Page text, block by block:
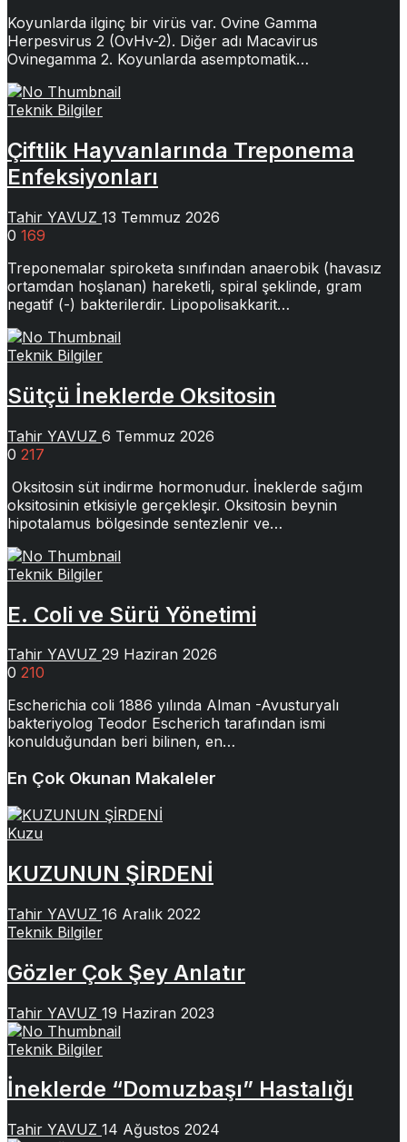
Koyunlarda ilginç bir virüs var. Ovine Gamma
Herpesvirus 2 (OvHv-2). Diğer adı Macavirus
Ovinegamma 2. Koyunlarda asemptomatik…
Teknik Bilgiler
Çiftlik Hayvanlarında Treponema
Enfeksiyonları
Tahir YAVUZ 13 Temmuz 2026
0 169
Treponemalar spiroketa sınıfından anaerobik (havasız
ortamdan hoşlanan) hareketli, spiral şeklinde, gram
negatif (-) bakterilerdir. Lipopolisakkarit…
Teknik Bilgiler
Sütçü İneklerde Oksitosin
Tahir YAVUZ 6 Temmuz 2026
0 217
Oksitosin süt indirme hormonudur. İneklerde sağım
oksitosinin etkisiyle gerçekleşir. Oksitosin beynin
hipotalamus bölgesinde sentezlenir ve…
Teknik Bilgiler
E. Coli ve Sürü Yönetimi
Tahir YAVUZ 29 Haziran 2026
0 210
Escherichia coli 1886 yılında Alman -Avusturyalı
bakteriyolog Teodor Escherich tarafından ismi
konulduğundan beri bilinen, en…
En Çok Okunan Makaleler
Kuzu
KUZUNUN ŞİRDENİ
Tahir YAVUZ 16 Aralık 2022
Teknik Bilgiler
Gözler Çok Şey Anlatır
Tahir YAVUZ 19 Haziran 2023
Teknik Bilgiler
İneklerde “Domuzbaşı” Hastalığı
Tahir YAVUZ 14 Ağustos 2024